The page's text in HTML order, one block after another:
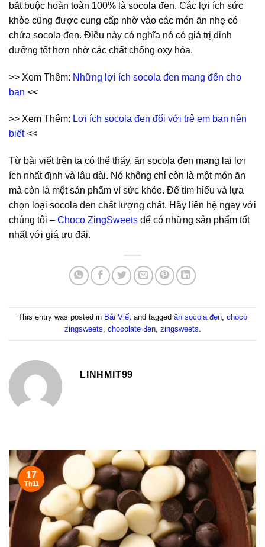
bắt buộc hoàn toàn 100% là socola đen. Các lợi ích sức
khỏe cũng được cung cấp nhờ vào các món ăn nhẹ có
chứa socola đen. Điều này có nghĩa nó có giá trị dinh
dưỡng tốt hơn nhờ các chất chống oxy hóa.
>> Xem Thêm: Những lợi ích socola đen mang đến cho
bạn <<
>> Xem Thêm: Lợi ích socola đen đối với trẻ em bạn nên
biết<<
Từ bài viết trên ta có thể thấy, ăn socola đen mang lại lợi
ích nhất định và lâu dài. Nó không chỉ còn là một món ăn
mà còn là một sản phẩm vì sức khỏe. Để tìm hiểu và lựa
chọn loại socola đen chất lượng chất. Hãy liên hệ ngay với
chúng tôi – Choco ZingSweets để có những sản phẩm tốt
nhất với giá ưu đãi.
This entry was posted in Bài Viết and tagged ăn socola đen, choco
zingsweets, chocolate đen, zingsweets.
LINHMIT99
17
Th11